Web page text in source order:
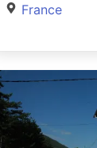
France